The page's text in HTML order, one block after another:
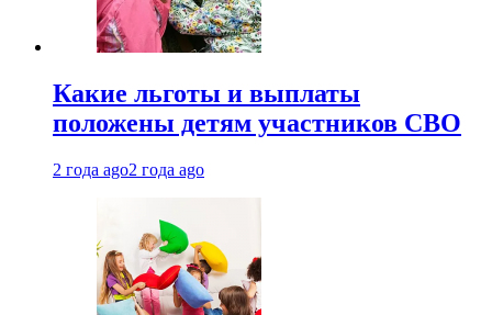
Какие льготы и выплаты
положены детям участников СВО
2 года ago2 года ago